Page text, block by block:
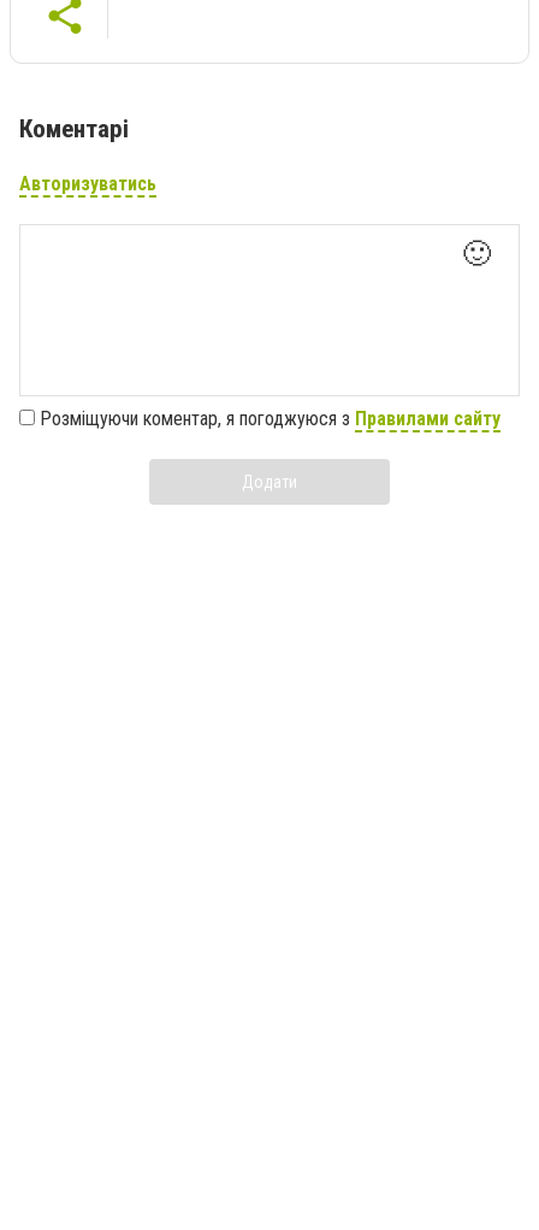
Коментарі
Авторизуватись
🙂
Розміщуючи коментар, я погоджуюся з Правилами сайту
Додати